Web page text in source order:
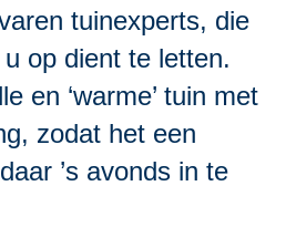
tuinexperts, die
op dient te letten.
en ‘warme’ tuin met
zodat het een
’s avonds in te